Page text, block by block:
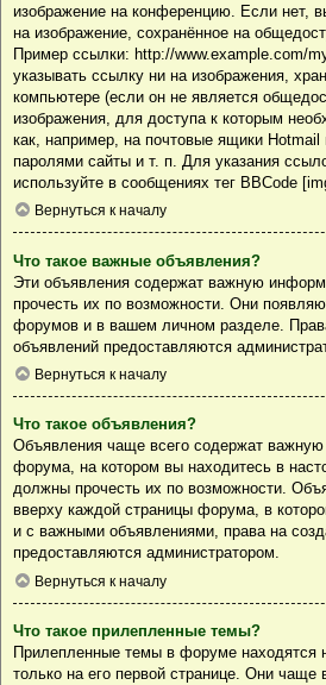
изображение на конференцию. Если нет,
на изображение, сохранённое на
Пример ссылки: http://www.example.com/
указывать ссылку ни на изображения,
компьютере (если он не является
изображения, для доступа к которым
как, например, на почтовые ящики
паролями сайты и т. п. Для указания
используйте в сообщениях тег BBCode
Вернуться к началу
Что такое важные объявления?
Эти объявления содержат важную
прочесть их по возможности. Они
форумов и в вашем личном разделе.
объявлений предоставляются
Вернуться к началу
Что такое объявления?
Объявления чаще всего содержат
форума, на котором вы находитесь в
должны прочесть их по возможности.
вверху каждой страницы форума, в
и с важными объявлениями, права на
предоставляются администратором.
Вернуться к началу
Что такое прилепленные темы?
Прилепленные темы в форуме находятся
только на его первой странице. Они чаще